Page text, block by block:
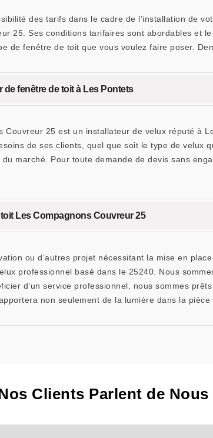
des tarifs dans le cadre de l’installation de
25. Ses conditions tarifaires sont abordables et
de fenêtre de toit que vous voulez faire poser.
fenêtre de toit à Les Pontets
25 est un installateur de velux réputé à
de ses clients, quel que soit le type de velux
marché. Pour toute demande de devis sans
Les Compagnons Couvreur 25
ou d’autres projet nécessitant la mise en
professionnel basé dans le 25240. Nous
d’un service professionnel, nous sommes
non seulement de la lumière dans la pièce
Clients Parlent de Nous